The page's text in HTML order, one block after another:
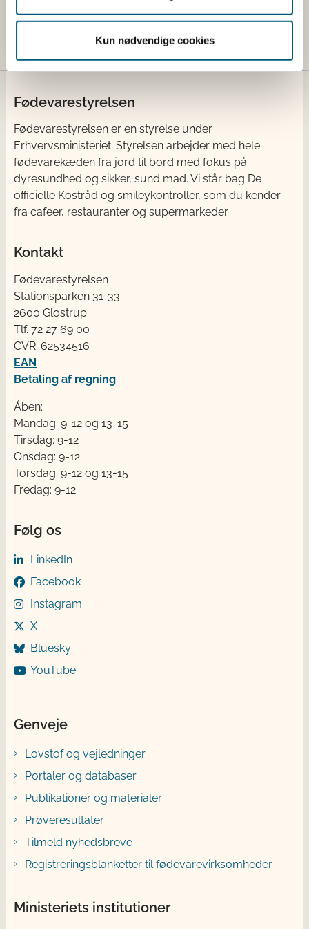
Kun nødvendige cookies
Fødevarestyrelsen
Fødevarestyrelsen er en styrelse under
Erhvervsministeriet. Styrelsen arbejder med hele
fødevarekæden fra jord til bord med fokus på
dyresundhed og sikker, sund mad. Vi står bag De
officielle Kostråd og smileykontroller, som du kender
fra cafeer, restauranter og supermarkeder.
Kontakt
Fødevarestyrelsen
Stationsparken 31-33
2600 Glostrup
Tlf. 72 2​​​7 69 00
CVR: 62534516
EAN
Betaling af regning
Åben:
Mandag: 9-12 og 13-15
Tirsdag: 9-12
Onsdag: 9-12
Torsdag: 9-12 og 13-15
Fredag: 9-12
Følg os
LinkedIn
Facebook
Instagram
X
Bluesky
YouTube
Genveje
Lovstof og vejledninger
Portaler og databaser
Publikationer og materialer
Prøveresultater
Tilmeld nyhedsbreve
Registreringsblanketter til fødevarevirksomheder
Ministeriets institutioner